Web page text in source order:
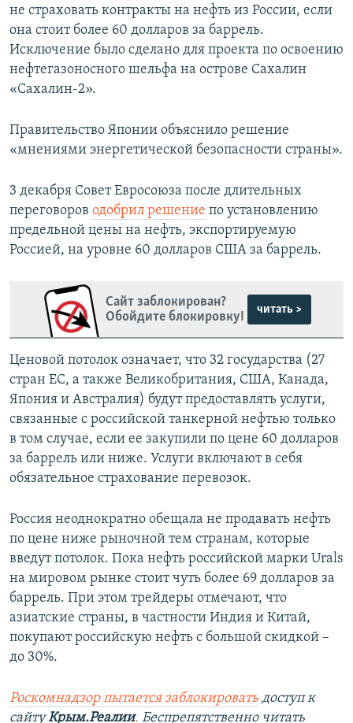
не страховать контракты на нефть из России, если
она стоит более 60 долларов за баррель.
Исключение было сделано для проекта по освоению
нефтегазоносного шельфа на острове Сахалин
«Сахалин-2».
Правительство Японии объяснило решение
«мнениями энергетической безопасности страны».
3 декабря Совет Евросоюза после длительных
переговоров одобрил решение по установлению
предельной цены на нефть, экспортируемую
Россией, на уровне 60 долларов США за баррель.
Сайт заблокирован?
Обойдите блокировку!
читать >
Ценовой потолок означает, что 32 государства (27
стран ЕС, а также Великобритания, США, Канада,
Япония и Австралия) будут предоставлять услуги,
связанные с российской танкерной нефтью только
в том случае, если ее закупили по цене 60 долларов
за баррель или ниже. Услуги включают в себя
обязательное страхование перевозок.
Россия неоднократно обещала не продавать нефть
по цене ниже рыночной тем странам, которые
введут потолок. Пока нефть российской марки Urals
на мировом рынке стоит чуть более 69 долларов за
баррель. При этом трейдеры отмечают, что
азиатские страны, в частности Индия и Китай,
покупают российскую нефть с большой скидкой –
до 30%.
Роскомнадзор пытается заблокировать доступ к
сайтуКрым.Реалии. Беспрепятственно читать